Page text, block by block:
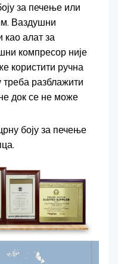
за печење или
Ваздушни
као алат за
компресор није
користити ручна
разблажити
док се не може
боју за печење